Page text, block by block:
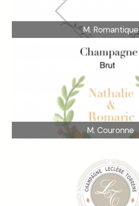
M. Romantique
M. Couronne